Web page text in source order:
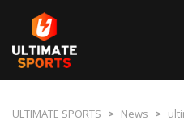
ULTIMATE SPORTS > News >